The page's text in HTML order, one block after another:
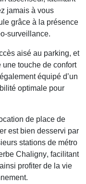
jamais à vous
grâce à la présence
surveillance.
aisé au parking, et
une touche de confort
équipé d’un
optimale pour
de place de
est bien desservi par
stations de métro
Chaligny, facilitant
profiter de la vie